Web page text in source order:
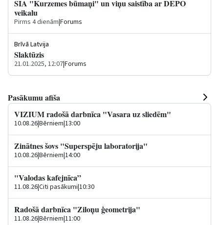
SIA "Kurzemes būmaņi" un viņu saistība ar DEPO
veikalu
Pirms 4 dienām|Forums
Brīvā Latvija
Slaktūzis
21.01.2025, 12:07|Forums
Pasākumu afiša
VIZIUM radošā darbnīca "Vasara uz sliedēm"
10.08.26|Bērniem|13:00
Zinātnes šovs "Superspēju laboratorija"
10.08.26|Bērniem|14:00
"Valodas kafejnīca”
11.08.26|Citi pasākumi|10:30
Radošā darbnīca "Ziloņu ģeometrija"
11.08.26|Bērniem|11:00